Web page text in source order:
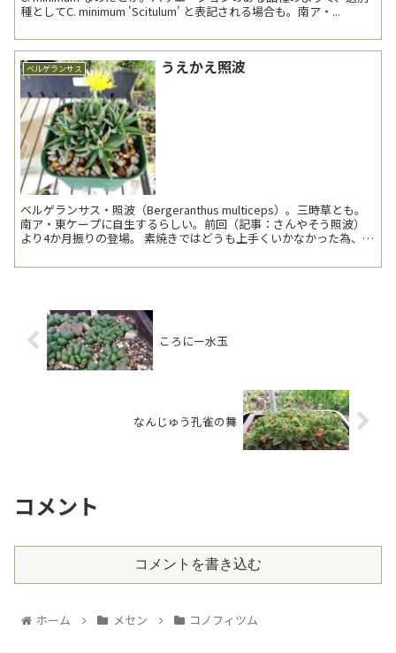
種としてC. minimum 'Scitulum' と表記される場合も。南ア・...
ベルゲランサス うえかえ照波
ベルゲランサス・照波（Bergeranthus multiceps）。三時草とも。
南ア・東ケープに自生するらしい。前回（記事：さんやそう照波）
より4か月振りの登場。 素焼きではどうも上手くいかなかった為、こ
ころにー水玉
なんじゅう孔雀の舞
コメント
コメントを書き込む
ホーム メセン コノフィツム